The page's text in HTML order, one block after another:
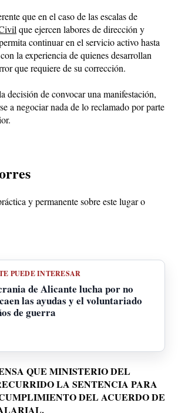
que en el caso de las escalas de
que ejercen labores de dirección y
continuar en el servicio activo hasta
la experiencia de quienes desarrollan
que requiere de su corrección.
decisión de convocar una manifestación,
a negociar nada de lo reclamado por parte
y permanente sobre este lugar o
PUEDE INTERESAR
de Alicante lucha por no
las ayudas y el voluntariado
de guerra
QUE MINISTERIO DEL
LA SENTENCIA PARA
DEL ACUERDO DE